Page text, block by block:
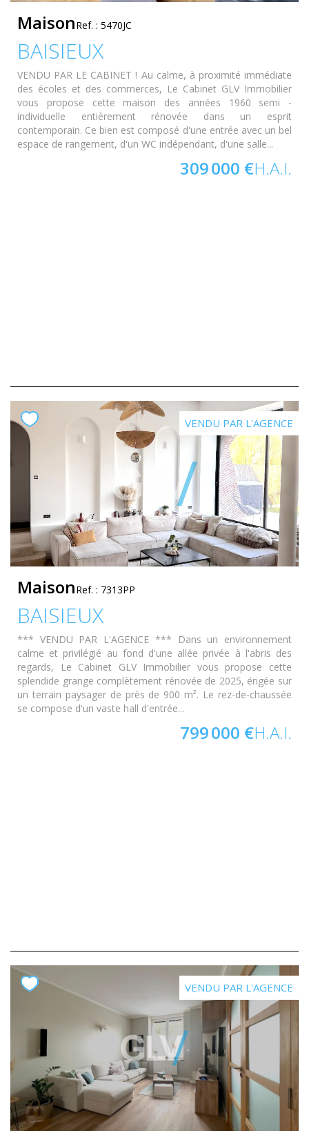
MaisonRef. : 5470JC
BAISIEUX
VENDU PAR LE CABINET ! Au calme, à proximité immédiate
des écoles et des commerces, Le Cabinet GLV Immobilier
vous propose cette maison des années 1960 semi -
individuelle entièrement rénovée dans un esprit
contemporain. Ce bien est composé d'une entrée avec un bel
espace de rangement, d'un WC indépendant, d'une salle...
309 000 €H.A.I.
VENDU PAR L'AGENCE
MaisonRef. : 7313PP
BAISIEUX
*** VENDU PAR L'AGENCE *** Dans un environnement
calme et privilégié au fond d'une allée privée à l'abris des
regards, Le Cabinet GLV Immobilier vous propose cette
splendide grange complètement rénovée de 2025, érigée sur
un terrain paysager de près de 900 m². Le rez-de-chaussée
se compose d'un vaste hall d'entrée...
799 000 €H.A.I.
VENDU PAR L'AGENCE